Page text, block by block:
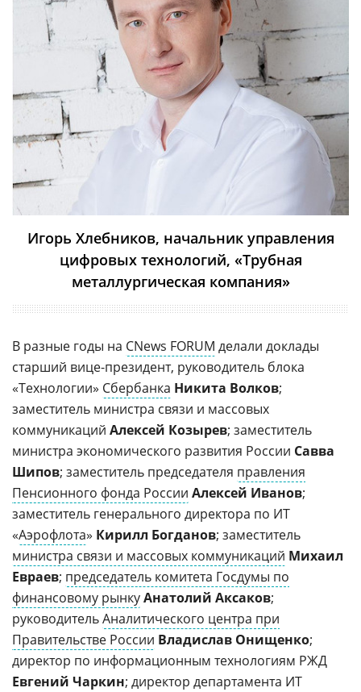
Игорь Хлебников, начальник управления
цифровых технологий, «Трубная
металлургическая компания»
В разные годы на CNews FORUM делали доклады
старший вице-президент, руководитель блока
«Технологии» Сбербанка Никита Волков;
заместитель министра связи и массовых
коммуникаций Алексей Козырев; заместитель
министра экономического развития России Савва
Шипов; заместитель председателя правления
Пенсионного фонда России Алексей Иванов;
заместитель генерального директора по ИТ
«Аэрофлота» Кирилл Богданов; заместитель
министра связи и массовых коммуникаций Михаил
Евраев; председатель комитета Госдумы по
финансовому рынкуАнатолий Аксаков;
руководительАналитического центра при
Правительстве России Владислав Онищенко;
директор по информационным технологиям РЖД
Евгений Чаркин; директор департамента ИТ